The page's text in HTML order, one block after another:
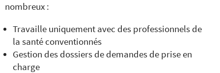
nombreux :
Travaille uniquement avec des professionnels de
la santé conventionnés
Gestion des dossiers de demandes de prise en
charge